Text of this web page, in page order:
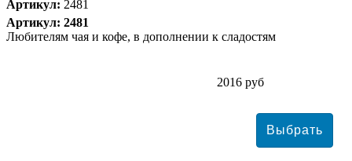
Артикул: 2481
Артикул: 2481
Любителям чая и кофе, в дополнении к сладостям
2016 руб